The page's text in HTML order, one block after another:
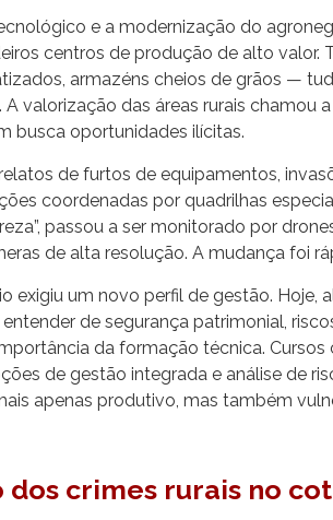
e a modernização do
centros de produção de alto valor.
armazéns cheios de grãos —
A valorização das áreas rurais chamou
busca oportunidades ilícitas.
de furtos de equipamentos,
coordenadas por quadrilhas
passou a ser monitorado por
de alta resolução. A mudança foi
exigiu um novo perfil de gestão. Hoje,
de segurança patrimonial,
da formação técnica. Cursos
de gestão integrada e análise de
apenas produtivo, mas também
dos crimes rurais no